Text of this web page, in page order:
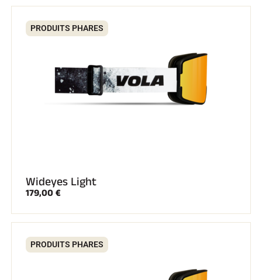
SKI COMPÉTITION
PRODUITS PHARES
Wideyes Light
179,00 €
PRODUITS PHARES